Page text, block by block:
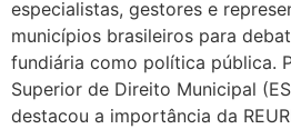
especialistas, gestores e
municípios brasileiros para
fundiária como política pública.
Superior de Direito Municipal
destacou a importância da